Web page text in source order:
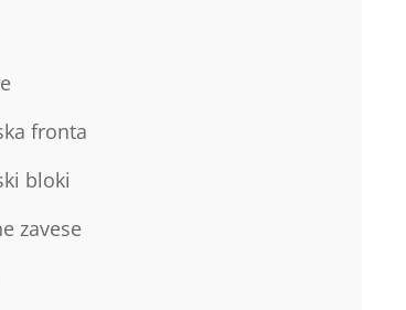
fronta
bloki
zavese